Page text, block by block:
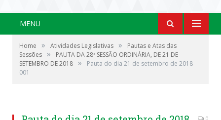
MENU
Home » Atividades Legislativas »
Pautas e Atas das
Sessões »
PAUTA DA 28ª SESSÃO ORDINÁRIA, DE 21 DE
SETEMBRO DE 2018 »
Pauta do dia 21 de setembro de 2018
001
0